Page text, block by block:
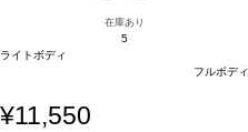
在庫あり
5
ライトボディ
フルボディ
¥11,550